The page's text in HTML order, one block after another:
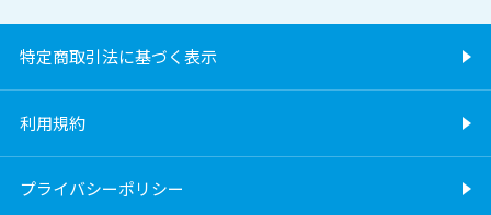
特定商取引法に基づく表示
利用規約
プライバシーポリシー